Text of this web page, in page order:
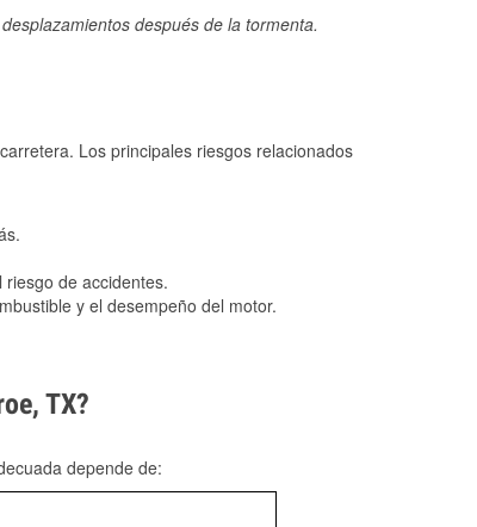
después de la tormenta.
Los principales riesgos relacionados
de accidentes.
y el desempeño del motor.
TX?
depende de: